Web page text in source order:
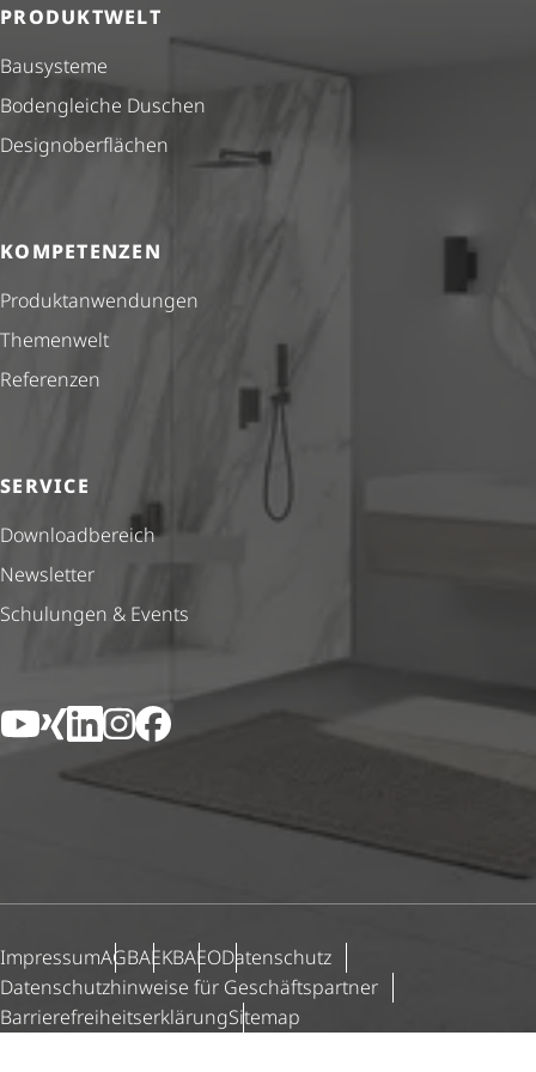
PRODUKTWELT
Bausysteme
Bodengleiche Duschen
Design­ober­flä­chen
KOMPETENZEN
Produkt­anwendungen
Themenwelt
Referenzen
SERVICE
Down­load­be­reich
Newsletter
Schulungen & Events
YouTube
XingLinkedIn
Instagram
Facebook
ImpressumAGBAEKBAEODatenschutz
Daten­schutz­hin­weise für Geschäfts­partner
Barri­e­re­frei­heits­er­klä­rungSitemap